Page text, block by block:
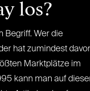
los?
Begriff. Wer die
hat zumindest
Marktplätze im
kann man auf